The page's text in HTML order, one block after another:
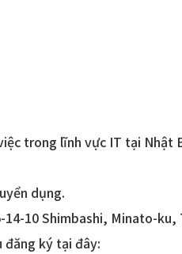
trong lĩnh vực IT tại
dụng.
14-10 Shimbashi, Minato-ku,
đăng ký tại đây: